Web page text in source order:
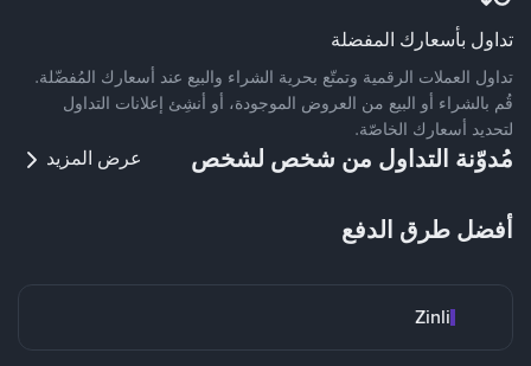
تداول بأسعارك المفضلة
تداول العملات الرقمية وتمتّع بحرية الشراء والبيع عند أسعارك المُفضّلة.
قُم بالشراء أو البيع من العروض الموجودة، أو أنشِئ إعلانات التداول
لتحديد أسعارك الخاصّة.
مُدوّنة التداول من شخص لشخص عرض المزيد
أفضل طرق الدفع
Zinli